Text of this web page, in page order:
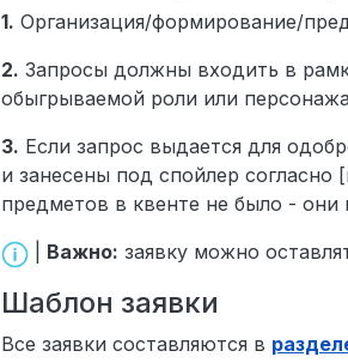
1. Организация/формирование/
2. Запросы должны входить в
обыгрываемой роли или
3. Если запрос выдается для
и занесены под спойлер согласно
предметов в квенте не было - они
Важно: заявку можно
Шаблон заявки
Все заявки составляются в